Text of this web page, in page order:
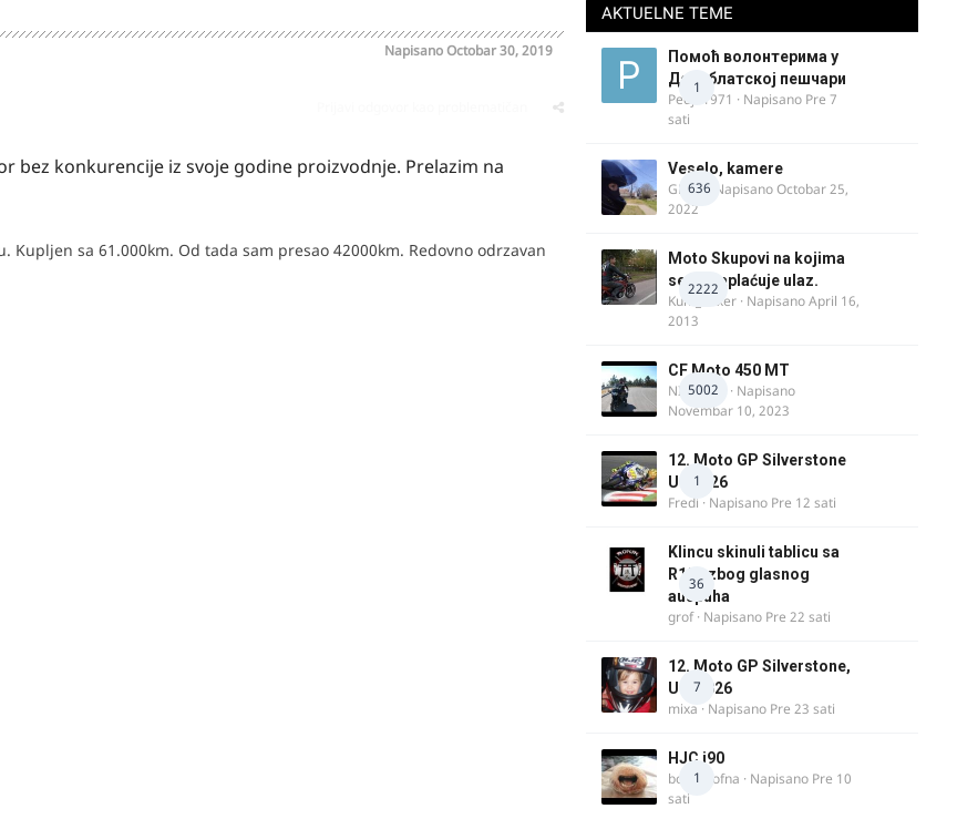
NapisanoOctobar 30, 2019
konkurencije iz svoje godine proizvodnje. Prelazim na
sa 61.000km. Od tada sam presao 42000km. Redovno odrzavan
AKTUELNE TEME
1
Помоћ волонтерима у
Делиблатској пешчари
Pedja1971 · Napisano Pre 7
sati
636
Veselo, kamere
GR 46· NapisanoOctobar 25,
2022
2222
Moto Skupovi na kojima
se ne naplaćuje ulaz.
Kum_Mixer · NapisanoApril 16,
2013
5002
CF Moto 450 MT
NIKOLA 1
· Napisano
Novembar 10, 2023
1
12. Moto GP Silverstone
UK 2026
Fredi · Napisano Pre 12 sati
36
Klincu skinuli tablicu sa
R125 zbog glasnog
auspuha
grof· Napisano Pre 22 sati
7
12. Moto GP Silverstone,
UK, 2026
mixa · Napisano Pre 23 sati
1
HJC i90
bobi_krofna · Napisano Pre 10
sati